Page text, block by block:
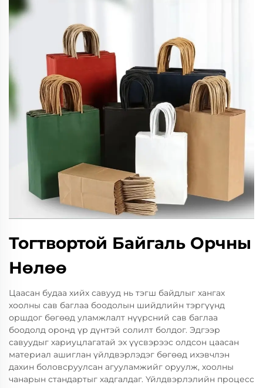
Тогтвортой Байгаль Орчны
Нөлөө
Цаасан будаа хийх савууд нь тэгш байдлыг хангах
хоолны сав баглаа боодолын шийдлийн тэргүүнд
оршдог бөгөөд уламжлалт нүүрсний сав баглаа
боодолд оронд үр дүнтэй солилт болдог. Эдгээр
савуудыг хариуцлагатай эх үүсвэрээс олдсон цаасан
материал ашиглан үйлдвэрлэдэг бөгөөд ихэвчлэн
дахин боловсруулсан агууламжийг оруулж, хоолны
чанарын стандартыг хадгалдаг. Үйлдвэрлэлийн процесс